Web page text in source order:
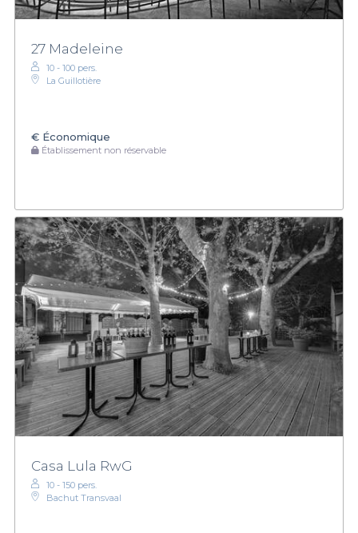
27 Madeleine
10 - 100 pers.
La Guillotière
€ Économique
Établissement non réservable
Casa Lula RwG
10 - 150 pers.
Bachut Transvaal